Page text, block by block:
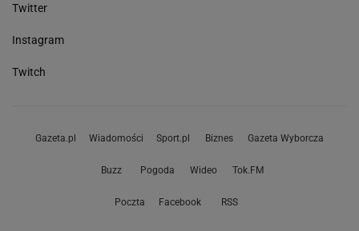
Twitter
Instagram
Twitch
Gazeta.pl Wiadomości Sport.pl Biznes Gazeta Wyborcza
Buzz Pogoda Wideo Tok.FM
Poczta Facebook RSS